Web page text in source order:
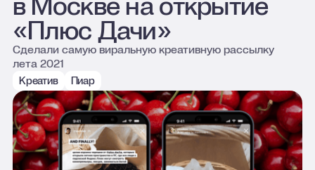
Креатив Пиар
«Плюс Дачи»
Сделали самую виральную креативную рассылку
лета 2021